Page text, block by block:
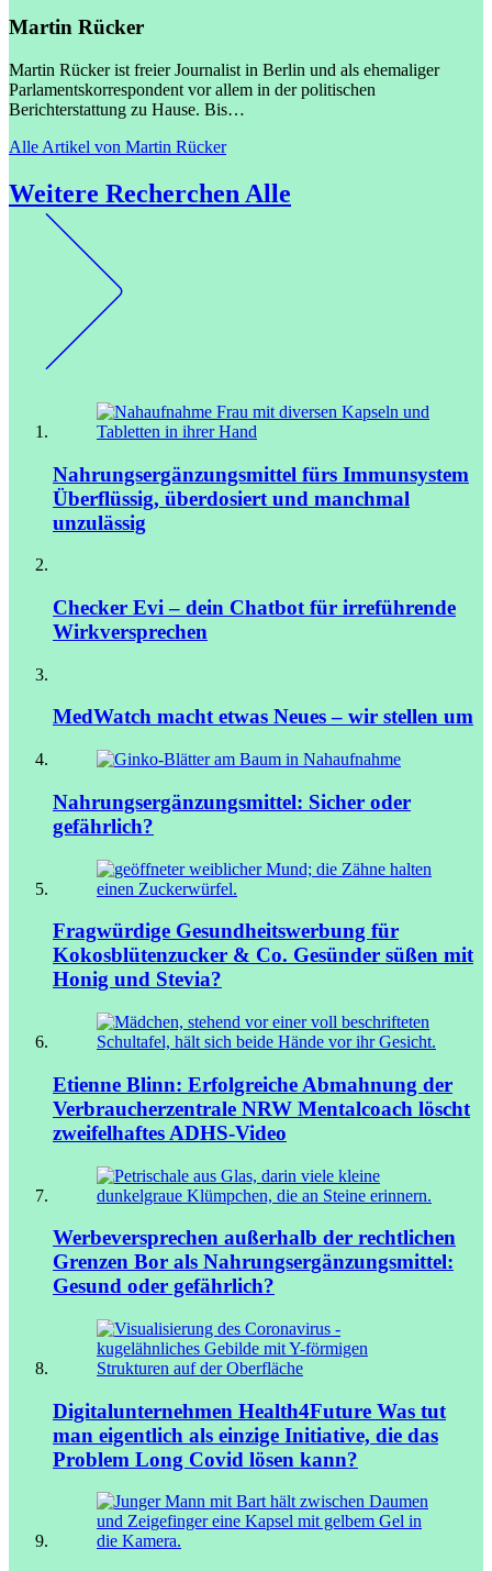
Martin Rücker
Martin Rücker ist freier Journalist in Berlin und als ehemaliger
Parlamentskorrespondent vor allem in der politischen
Berichterstattung zu Hause. Bis…
Alle Artikel von Martin Rücker
Weitere Recherchen Alle
Nahrungsergänzungsmittel fürs Immunsystem
Überflüssig, überdosiert und manchmal
unzulässig
Checker Evi – dein Chatbot für irreführende
Wirkversprechen
MedWatch macht etwas Neues – wir stellen um
Nahrungsergänzungsmittel: Sicher oder
gefährlich?
Fragwürdige Gesundheitswerbung für
Kokosblütenzucker & Co. Gesünder süßen mit
Honig und Stevia?
Etienne Blinn: Erfolgreiche Abmahnung der
Verbraucherzentrale NRW Mentalcoach löscht
zweifelhaftes ADHS-Video
Werbeversprechen außerhalb der rechtlichen
Grenzen Bor als Nahrungsergänzungsmittel:
Gesund oder gefährlich?
Digitalunternehmen Health4Future Was tut
man eigentlich als einzige Initiative, die das
Problem Long Covid lösen kann?